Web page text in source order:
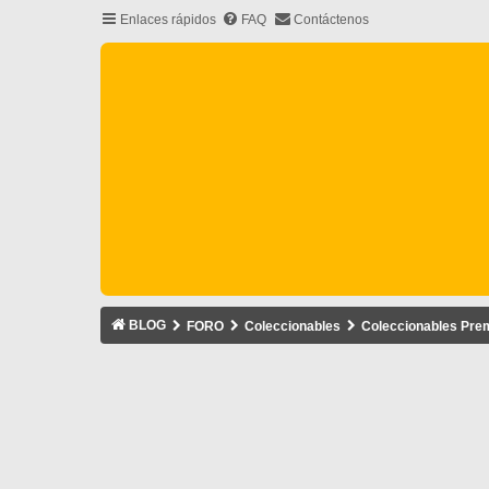
Enlaces rápidos FAQ Contáctenos
BLOG FORO Coleccionables Coleccionables